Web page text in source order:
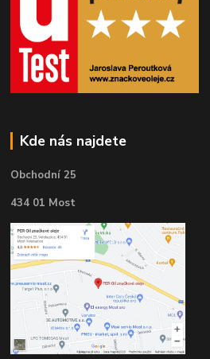
Kde nás najdete
Obchodní 25
434 01 Most